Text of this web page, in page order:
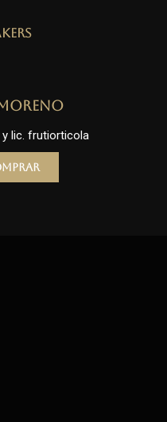
y lic. frutiorticola